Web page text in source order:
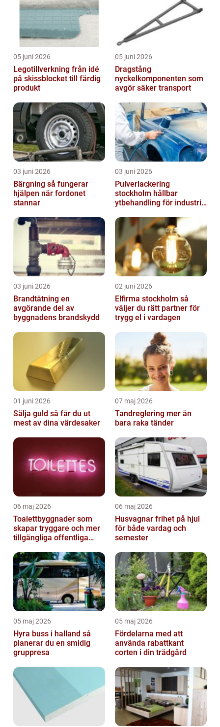
05 juni 2026
Legotillverkning från idé
på skissblocket till färdig
produkt
05 juni 2026
Dragstång
nyckelkomponenten som
avgör säker transport
03 juni 2026
Bärgning så fungerar
hjälpen när fordonet
stannar
03 juni 2026
Pulverlackering
stockholm hållbar
ytbehandling för industri
03 juni 2026
Brandtätning en
avgörande del av
byggnadens brandskydd
02 juni 2026
Elfirma stockholm så
väljer du rätt partner för
trygg el i vardagen
01 juni 2026
Sälja guld så får du ut
mest av dina värdesaker
07 maj 2026
Tandreglering mer än
bara raka tänder
06 maj 2026
Toalettbyggnader som
skapar tryggare och mer
tillgängliga offentliga
06 maj 2026
Husvagnar frihet på hjul
för både vardag och
semester
05 maj 2026
Hyra buss i halland så
planerar du en smidig
gruppresa
05 maj 2026
Fördelarna med att
använda rabattkant
corten i din trädgård